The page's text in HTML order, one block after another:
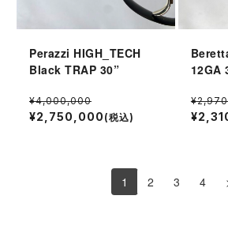
Perazzi HIGH_TECH
Black TRAP 30”
¥4,000,000
¥2,750,000 (税込)
12GA
1 2 3 4